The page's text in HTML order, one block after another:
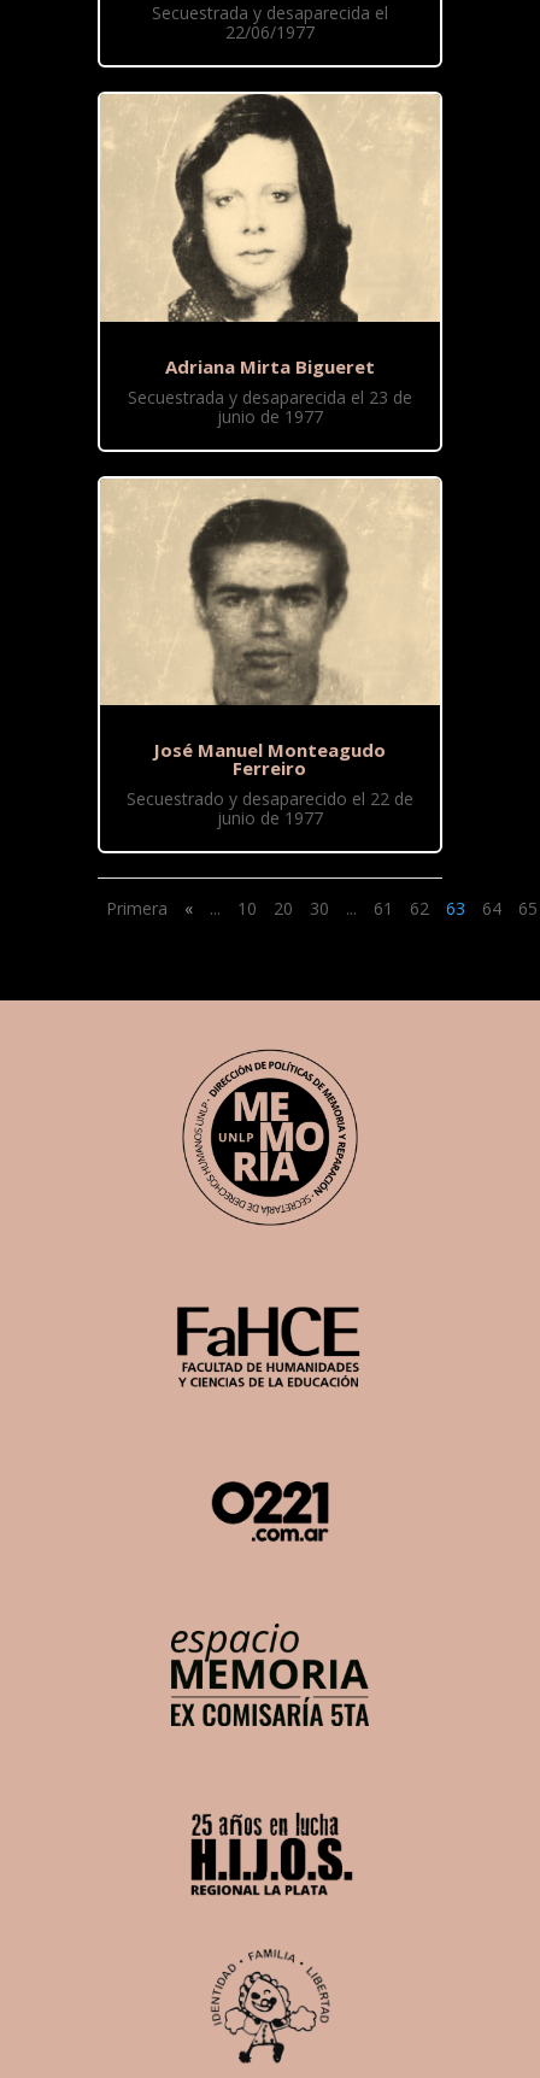
Secuestrada y desaparecida el
22/06/1977
Adriana Mirta Bigueret
Secuestrada y desaparecida el 23 de
junio de 1977
José Manuel Monteagudo
Ferreiro
Secuestrado y desaparecido el 22 de
junio de 1977
Primera « ... 10 20 30 ... 61 62 63 64 65